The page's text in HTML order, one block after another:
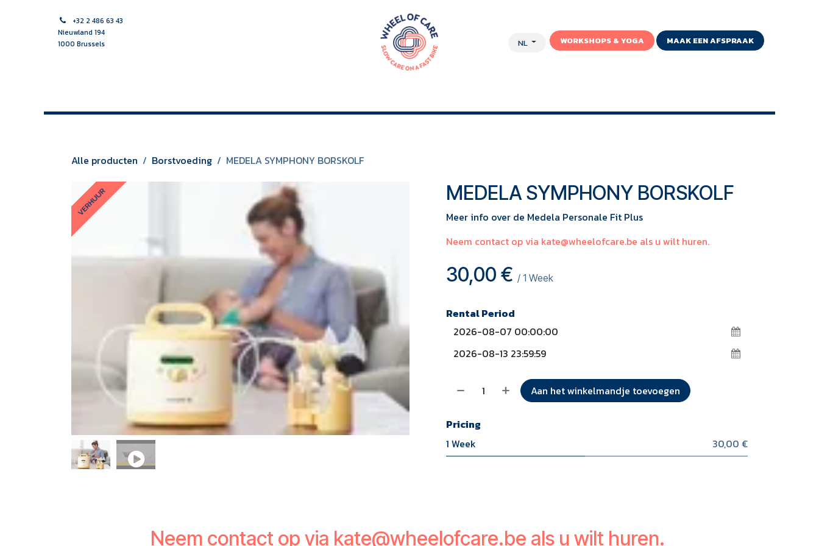
+32 2 486 63 43
Nieuwland 194
1000 Brussels
NL WORKSHOPS & YOGA MAAK EEN AFSPRAAK
Alle producten Borstvoeding MEDELA SYMPHONY BORSKOLF
VERHUUR
VERHUUR MEDELA SYMPHONY BORSKOLF
Meer info over de Medela Personale Fit Plus
Neem contact op via kate@wheelofcare.be als u wilt huren.
30,00 € / 1 Week
Rental Period
Aan het winkelmandje toevoegen
Pricing
1 Week
30,00 €
Neem contact op via kate@wheelofcare.be als u wilt huren.